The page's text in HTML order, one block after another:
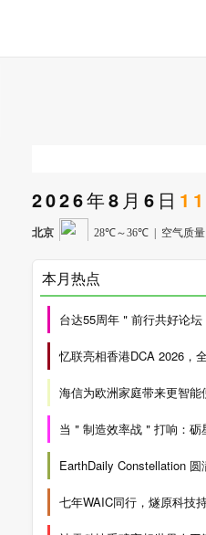
2026年8月6日
本月热点
台达55周年＂前行共好论坛
忆联亮相香港DCA 2026，
海信为欧洲家庭带来更智能
当＂制造效率战＂打响：砺
EarthDaily Constellation 圆
七年WAIC同行，燧原科技